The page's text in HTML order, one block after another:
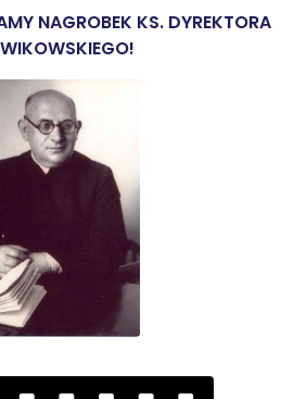
NAGROBEK KS. DYREKTORA